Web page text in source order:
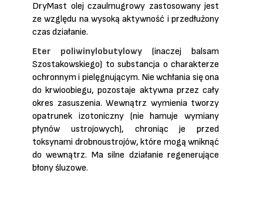
DryMast olej czaulmugrowy zastosowany jest
ze względu na wysoką aktywność i przedłużony
czas działanie.
Eter poliwinylobutylowy (inaczej balsam
Szostakowskiego) to substancja o charakterze
ochronnym i pielęgnującym. Nie wchłania się ona
do krwioobiegu, pozostaje aktywna przez cały
okres zasuszenia. Wewnątrz wymienia tworzy
opatrunek izotoniczny (nie hamuje wymiany
płynów ustrojowych), chroniąc je przed
toksynami drobnoustrojów, które mogą wniknąć
do wewnątrz. Ma silne działanie regenerujące
błony śluzowe.